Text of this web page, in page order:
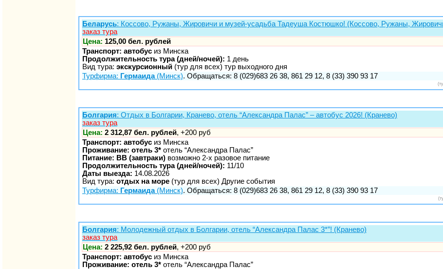
Беларусь: Коссово, Ружаны, Жировичи и музей-усадьба Тадеуша Костюшко! (Коссово, Ружаны,
заказ тура
Цена: 125,00 бел. рублей
Транспорт: автобус из Минска
Продолжительность тура (дней/ночей): 1 день
Вид тура: экскурсионный (тур для всех) тур выходного дня
Турфирма: Гермаида(Минск). Обращаться: 8 (029)683 26 38, 861 29 12, 8 (33) 390 93 17
Болгария: Отдых в Болгарии, Кранево, отель “Александра Палас” – автобус 2026! (Кранево)
заказ тура
Цена: 2 312,87 бел. рублей, +200 руб
Транспорт: автобус из Минска
Проживание: отель 3* отель “Александра Палас”
Питание: BB (завтраки) возможно 2-х разовое питание
Продолжительность тура (дней/ночей): 11/10
Даты выезда: 14.08.2026
Вид тура: отдых на море (тур для всех) Другие события
Турфирма: Гермаида(Минск). Обращаться: 8 (029)683 26 38, 861 29 12, 8 (33) 390 93 17
Болгария: Молодежный отдых в Болгарии, отель “Александра Палас 3*”! (Кранево)
заказ тура
Цена: 2 225,92 бел. рублей, +200 руб
Транспорт: автобус из Минска
Проживание: отель 3* отель “Александра Палас”